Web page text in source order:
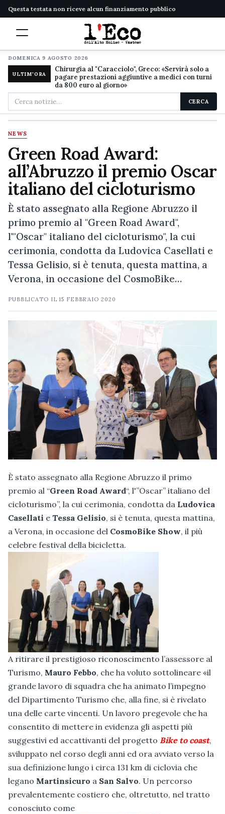
Questa testata non riceve alcun finanziamento pubblico
DOMENICA 9 AGOSTO 2026
ULTIM'ORA
Chirurgia al "Caracciolo", Greco: «Servirà solo a
pagare prestazioni aggiuntive a medici con turni
da 800 euro al giorno»
Cerca
nel
sito
CERCA
NEWS
Green Road Award:
all’Abruzzo il premio Oscar
italiano del cicloturismo
È stato assegnato alla Regione Abruzzo il
primo premio al "Green Road Award",
l'"Oscar" italiano del cicloturismo", la cui
cerimonia, condotta da Ludovica Casellati e
Tessa Gelisio, si è tenuta, questa mattina, a
Verona, in occasione del CosmoBike…
PUBBLICATO IL15 FEBBRAIO 2020
È stato assegnato alla Regione Abruzzo il primo
premio al “Green Road Award“, l'”Oscar” italiano del
cicloturismo”, la cui cerimonia, condotta da Ludovica
Casellati e Tessa Gelisio, si è tenuta, questa mattina,
a Verona, in occasione del CosmoBike Show, il più
celebre festival della bicicletta.
A ritirare il prestigioso riconoscimento l’assessore al
Turismo, Mauro Febbo, che ha voluto sottolineare «il
grande lavoro di squadra che ha animato l’impegno
del Dipartimento Turismo che, alla fine, si è rivelato
una delle carte vincenti. Un lavoro pregevole che ha
consentito di mettere in evidenza gli aspetti più
suggestivi ed accattivanti del progetto Bike to coast,
sviluppato nel corso degli anni ed ora avviato verso la
sua definizione lungo i circa 131 km di ciclovia che
legano Martinsicuro a San Salvo. Un percorso
prevalentemente costiero che, oltretutto, nel tratto
conosciuto come